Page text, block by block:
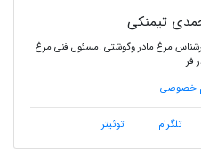
تیمنکی
مرغ مادر وگوشتی .مسئول فنی مرغ
فر
خصوصی
تلگرام توئیتر